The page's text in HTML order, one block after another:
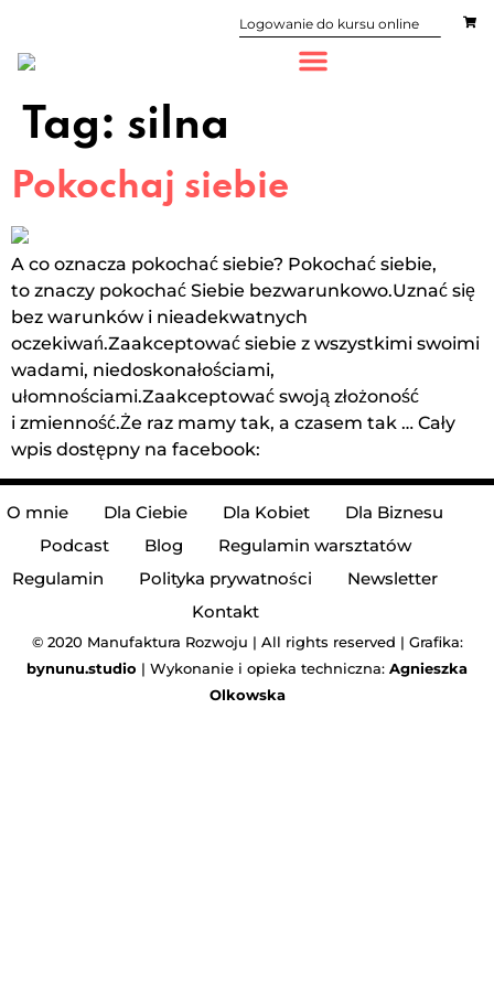
Logowanie do kursu online
Tag: silna
Pokochaj siebie
A co oznacza pokochać siebie? Pokochać siebie,
to znaczy pokochać Siebie bezwarunkowo.Uznać się
bez warunków i nieadekwatnych
oczekiwań.Zaakceptować siebie z wszystkimi swoimi
wadami, niedoskonałościami,
ułomnościami.Zaakceptować swoją złożoność
i zmienność.Że raz mamy tak, a czasem tak … Cały
wpis dostępny na facebook:
O mnie Dla Ciebie Dla Kobiet
Dla Biznesu
Podcast
Blog
Regulamin warsztatów
Regulamin
Polityka prywatności
Newsletter
Kontakt
© 2020 Manufaktura Rozwoju | All rights reserved | Grafika:
bynunu.studio | Wykonanie i opieka techniczna: Agnieszka
Olkowska